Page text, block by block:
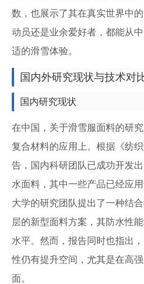
数，也展示了其在真实世界中
动员还是业余爱好者，都能从
适的滑雪体验。
国内外研究现状与技术对
国内研究现状
在中国，关于滑雪服面料的研
复合材料的应用上。根据《纺
告，国内科研团队已成功开发
水面料，其中一些产品已经应
大学的研究团队提出了一种结
层的新型面料方案，其防水性
水平。然而，报告同时也指出
性仍有提升空间，尤其是在高
面。